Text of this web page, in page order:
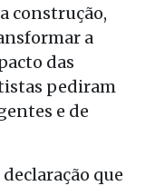
construção,
a
das
pediram
e de
que